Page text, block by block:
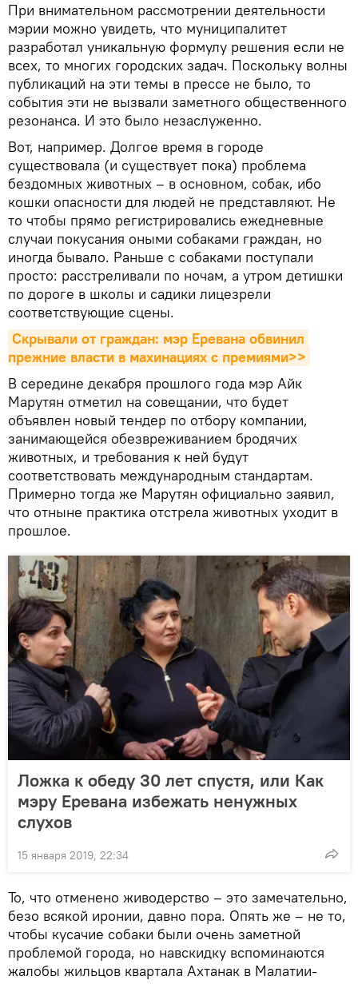
При внимательном рассмотрении деятельности
мэрии можно увидеть, что муниципалитет
разработал уникальную формулу решения если не
всех, то многих городских задач. Поскольку волны
публикаций на эти темы в прессе не было, то
события эти не вызвали заметного общественного
резонанса. И это было незаслуженно.
Вот, например. Долгое время в городе
существовала (и существует пока) проблема
бездомных животных – в основном, собак, ибо
кошки опасности для людей не представляют. Не
то чтобы прямо регистрировались ежедневные
случаи покусания оными собаками граждан, но
иногда бывало. Раньше с собаками поступали
просто: расстреливали по ночам, а утром детишки
по дороге в школы и садики лицезрели
соответствующие сцены.
Скрывали от граждан: мэр Еревана обвинил
прежние власти в махинациях с премиями>>
В середине декабря прошлого года мэр Айк
Марутян отметил на совещании, что будет
объявлен новый тендер по отбору компании,
занимающейся обезвреживанием бродячих
животных, и требования к ней будут
соответствовать международным стандартам.
Примерно тогда же Марутян официально заявил,
что отныне практика отстрела животных уходит в
прошлое.
Ложка к обеду 30 лет спустя, или Как
мэру Еревана избежать ненужных
слухов
15 января 2019, 22:34
То, что отменено живодерство – это замечательно,
безо всякой иронии, давно пора. Опять же – не то,
чтобы кусачие собаки были очень заметной
проблемой города, но навскидку вспоминаются
жалобы жильцов квартала Ахтанак в Малатии-